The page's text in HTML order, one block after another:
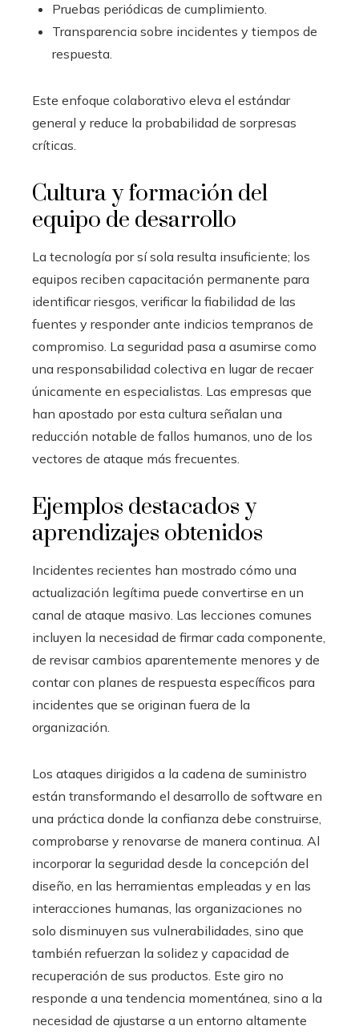
Pruebas periódicas de cumplimiento.
Transparencia sobre incidentes y tiempos de
respuesta.
Este enfoque colaborativo eleva el estándar
general y reduce la probabilidad de sorpresas
críticas.
Cultura y formación del
equipo de desarrollo
La tecnología por sí sola resulta insuficiente; los
equipos reciben capacitación permanente para
identificar riesgos, verificar la fiabilidad de las
fuentes y responder ante indicios tempranos de
compromiso. La seguridad pasa a asumirse como
una responsabilidad colectiva en lugar de recaer
únicamente en especialistas. Las empresas que
han apostado por esta cultura señalan una
reducción notable de fallos humanos, uno de los
vectores de ataque más frecuentes.
Ejemplos destacados y
aprendizajes obtenidos
Incidentes recientes han mostrado cómo una
actualización legítima puede convertirse en un
canal de ataque masivo. Las lecciones comunes
incluyen la necesidad de firmar cada componente,
de revisar cambios aparentemente menores y de
contar con planes de respuesta específicos para
incidentes que se originan fuera de la
organización.
Los ataques dirigidos a la cadena de suministro
están transformando el desarrollo de software en
una práctica donde la confianza debe construirse,
comprobarse y renovarse de manera continua. Al
incorporar la seguridad desde la concepción del
diseño, en las herramientas empleadas y en las
interacciones humanas, las organizaciones no
solo disminuyen sus vulnerabilidades, sino que
también refuerzan la solidez y capacidad de
recuperación de sus productos. Este giro no
responde a una tendencia momentánea, sino a la
necesidad de ajustarse a un entorno altamente